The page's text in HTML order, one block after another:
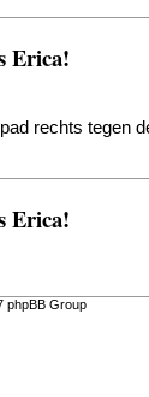
Erica!
rechts tegen
Erica!
phpBB Group